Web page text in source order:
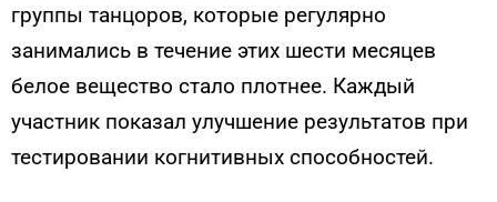
группы танцоров, которые регулярно
занимались в течение этих шести месяцев
белое вещество стало плотнее. Каждый
участник показал улучшение результатов при
тестировании когнитивных способностей.